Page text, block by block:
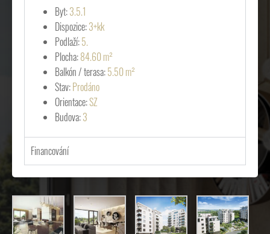
Byt:3.5.1
Dispozice:3+kk
Podlaží:5.
Plocha:84.60 m²
Balkón / terasa:5.50 m²
Stav:Prodáno
Orientace:SZ
Budova:3
Financování